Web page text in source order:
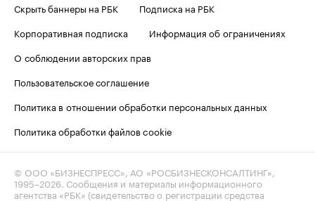
Скрыть баннеры на РБК
Подписка на РБК
Корпоративная подписка
Информация об ограничениях
О соблюдении авторских прав
Пользовательское соглашение
Политика в отношении обработки персональных данных
Политика обработки файлов cookie
© ООО «БИЗНЕСПРЕСС», АО «РОСБИЗНЕСКОНСАЛТИНГ»,
1995–2026. Сообщения и материалы информационного
агентства «РБК» (свидетельство о регистрации средства